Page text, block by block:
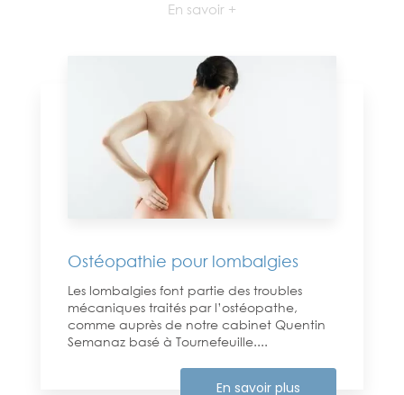
En savoir +
Ostéopathie pour lombalgies
Les lombalgies font partie des troubles
mécaniques traités par l’ostéopathe,
comme auprès de notre cabinet Quentin
Semanaz basé à Tournefeuille....
En savoir plus